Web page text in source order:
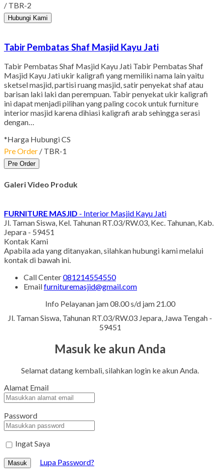
/ TBR-2
Hubungi Kami
Tabir Pembatas Shaf Masjid Kayu Jati
Tabir Pembatas Shaf Masjid Kayu Jati Tabir Pembatas Shaf
Masjid Kayu Jati ukir kaligrafi yang memiliki nama lain yaitu
sketsel masjid, partisi ruang masjid, satir penyekat shaf atau
barisan laki laki dan perempuan. Tabir penyekat ukir kaligrafi
ini dapat menjadi pilihan yang paling cocok untuk furniture
interior masjid karena dihiasi kaligrafi arab sehingga serasi
dengan…
*Harga Hubungi CS
Pre Order / TBR-1
Pre Order
Galeri Video Produk
FURNITURE MASJID - Interior Masjid Kayu Jati
Jl. Taman Siswa, Kel. Tahunan RT.03/RW.03, Kec. Tahunan, Kab.
Jepara - 59451
Kontak Kami
Apabila ada yang ditanyakan, silahkan hubungi kami melalui
kontak di bawah ini.
Call Center081214554550
Emailfurnituremasjid@gmail.com
Info Pelayanan jam 08.00 s/d jam 21.00
Jl. Taman Siswa, Tahunan RT.03/RW.03 Jepara, Jawa Tengah -
59451
Masuk ke akun Anda
Selamat datang kembali, silahkan login ke akun Anda.
Alamat Email
Password
Ingat Saya
Masuk Lupa Password?